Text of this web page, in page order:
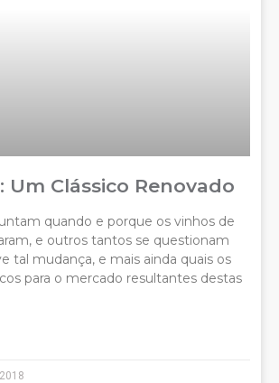
Um Clássico Renovado
quando e porque os vinhos de
e outros tantos se questionam
tal mudança, e mais ainda quais os
para o mercado resultantes destas